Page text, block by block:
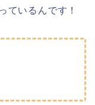
ているんです！